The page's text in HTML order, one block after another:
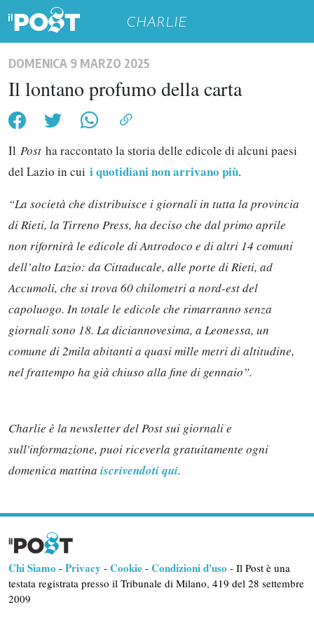
CHARLIE
DOMENICA 9 MARZO 2025
Il lontano profumo della carta
Il Post ha raccontato la storia delle edicole di alcuni paesi
del Lazio in cui i quotidiani non arrivano più.
“La società che distribuisce i giornali in tutta la provincia
di Rieti, la Tirreno Press, ha deciso che dal primo aprile
non rifornirà le edicole di Antrodoco e di altri 14 comuni
dell’alto Lazio: da Cittaducale, alle porte di Rieti, ad
Accumoli, che si trova 60 chilometri a nord-est del
capoluogo. In totale le edicole che rimarranno senza
giornali sono 18. La diciannovesima, a Leonessa, un
comune di 2mila abitanti a quasi mille metri di altitudine,
nel frattempo ha già chiuso alla fine di gennaio”.
Charlie è la newsletter del Post sui giornali e
sull'informazione, puoi riceverla gratuitamente ogni
domenica mattina iscrivendoti qui.
Chi Siamo - Privacy - Cookie - Condizioni d'uso - Il Post è una
testata registrata presso il Tribunale di Milano, 419 del 28 settembre
2009